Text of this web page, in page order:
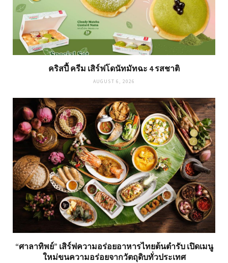
คริสปี้ ครีม เสิร์ฟโดนัทมัทฉะ 4 รสชาติ
AUGUST 6, 2026
“ศาลาทิพย์” เสิร์ฟความอร่อยอาหารไทยต้นตำรับ เปิดเมนู
ใหม่ขนความอร่อยจากวัตถุดิบทั่วประเทศ